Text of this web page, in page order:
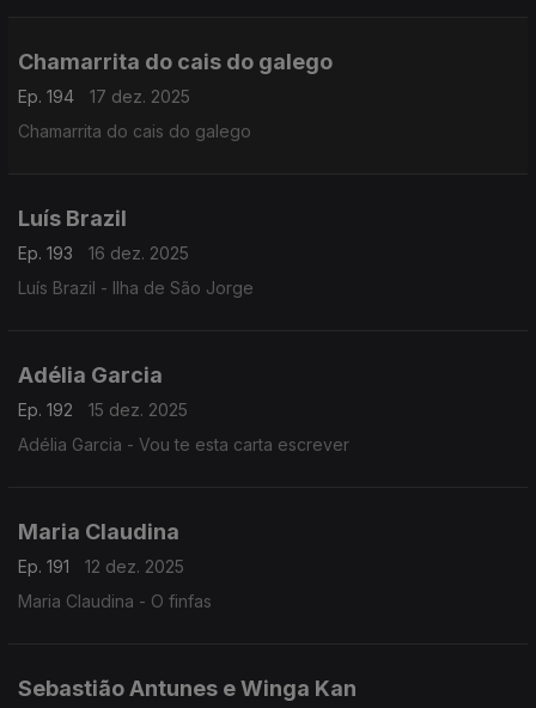
Chamarrita do cais do galego
Ep. 194
17 dez. 2025
Chamarrita do cais do galego
Luís Brazil
Ep. 193
16 dez. 2025
Luís Brazil - Ilha de São Jorge
Adélia Garcia
Ep. 192
15 dez. 2025
Adélia Garcia - Vou te esta carta escrever
Maria Claudina
Ep. 191
12 dez. 2025
Maria Claudina - O finfas
Sebastião Antunes e Winga Kan